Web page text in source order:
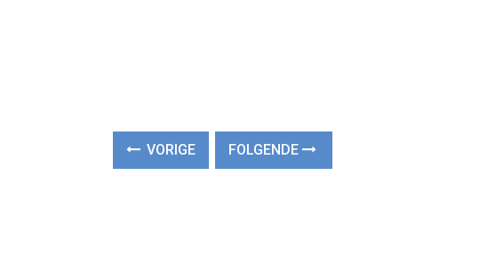
VORIGE FOLGENDE